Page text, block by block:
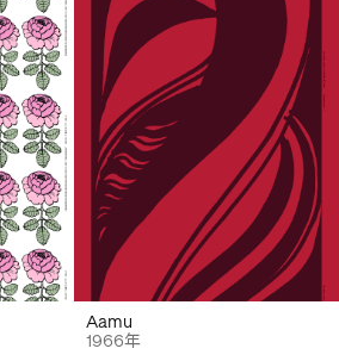
Aamu
1966年